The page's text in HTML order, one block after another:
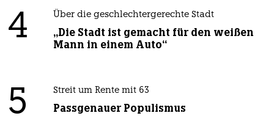
4 Über die geschlechtergerechte Stadt
„Die Stadt ist gemacht für den weißen
Mann in einem Auto“
5 Streit um Rente mit 63
Passgenauer Populismus